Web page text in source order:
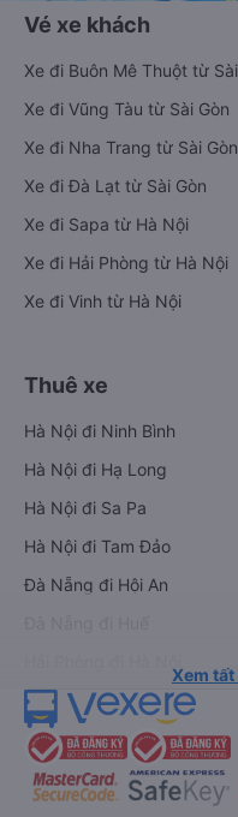
Vé xe khách
Xe đi Buôn Mê Thuột từ
Xe đi Vũng Tàu từ Sài Gòn
Xe đi Nha Trang từ Sài Gòn
Xe đi Đà Lạt từ Sài Gòn
Xe đi Sapa từ Hà Nội
Xe đi Hải Phòng từ Hà Nội
Xe đi Vinh từ Hà Nội
Thuê xe
Hà Nội đi Ninh Bình
Hà Nội đi Hạ Long
Hà Nội đi Sa Pa
Hà Nội đi Tam Đảo
Đà Nẵng đi Hội An
Xem